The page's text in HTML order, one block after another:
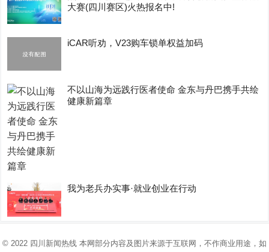
大赛(四川赛区)火热报名中!
iCAR听劝，V23购车锁单权益加码
不以山海为远践行医者使命 金东与丹巴携手共绘
健康新篇章
我为老兵办实事·就业创业在行动
© 2022 四川新闻热线本网部分内容及图片来源于互联网，不作商业用途，如